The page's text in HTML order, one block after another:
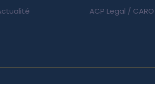
ACP Legal / CARO